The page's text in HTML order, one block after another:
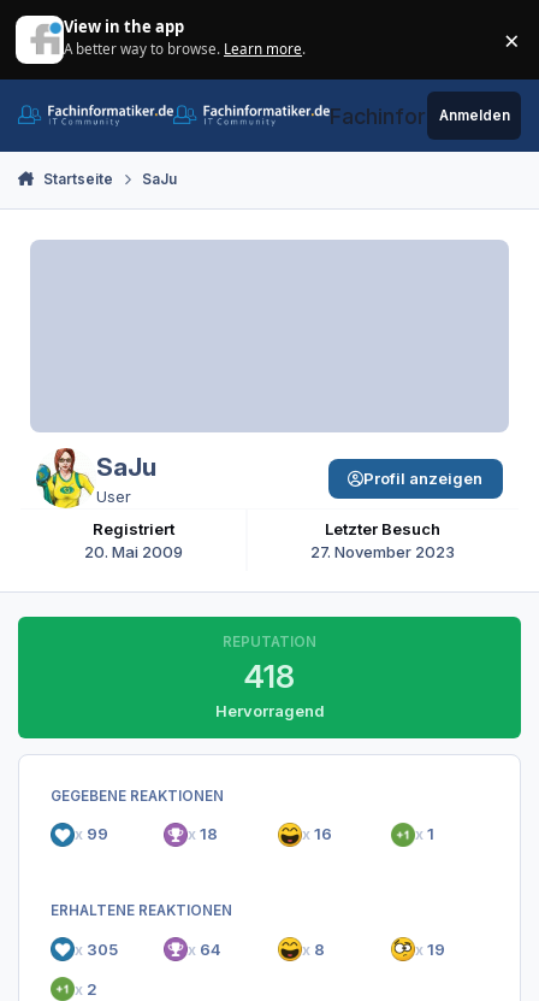
View in the app
A better way to browse. Learn more. ×
Fachinformatiker.de
Anmelden
Startseite SaJu
SaJu
User
Registriert
20. Mai 2009
Letzter Besuch
27. November 2023
Profil anzeigen
REPUTATION
418
Hervorragend
GEGEBENE REAKTIONEN
x 99 x 18 x 16 x 1
ERHALTENE REAKTIONEN
x 305 x 64 x 8 x 19
x 2